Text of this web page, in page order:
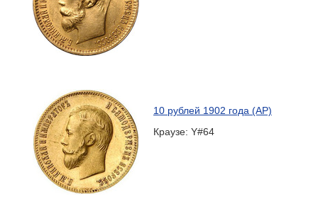
10 рублей 1902 года (АР)
Краузе: Y#64